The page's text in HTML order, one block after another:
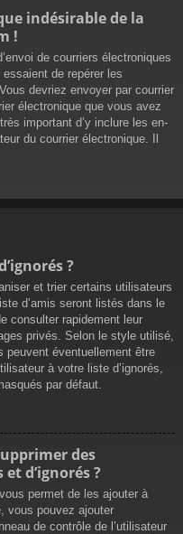
indésirable de la
!
de courriers électroniques
de repérer les
devriez envoyer par courrier
électronique que vous avez
important d’y inclure les en-
du courrier électronique. Il
?
et trier certains utilisateurs
d’amis seront listés dans le
consulter rapidement leur
privés. Selon le style utilisé,
peuvent éventuellement être
à votre liste d’ignorés,
par défaut.
des
d’ignorés ?
permet de les ajouter à
vous pouvez ajouter
de contrôle de l’utilisateur